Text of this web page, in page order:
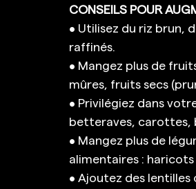
CONSEILS POUR
• Utilisez du riz brun,
raffinés.
• Mangez plus de
mûres, fruits secs
• Privilégiez dans
betteraves, carottes,
• Mangez plus de
alimentaires :
• Ajoutez des lentilles